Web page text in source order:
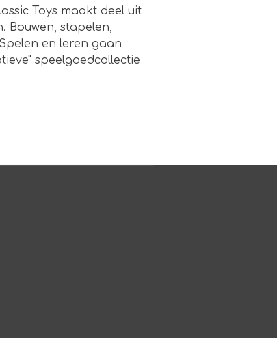
Toys maakt deel uit
Bouwen, stapelen,
en leren gaan
speelgoedcollectie